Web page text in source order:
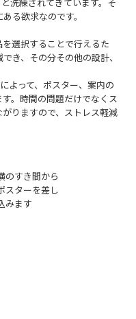
る欲求なのです。
選択することで行えるた
き、その分その他の設計、
よって、ポスター、案内の
。時間の問題だけでなくス
りますので、ストレス軽減
のすき間から
スターを差し
みます